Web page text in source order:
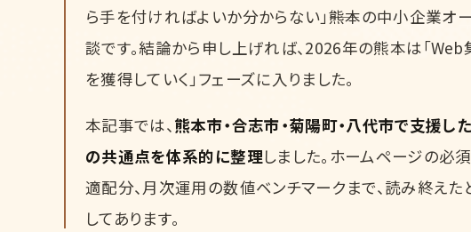
ら手を付ければよいか分からない」――熊本の中小企業
談です。結論から申し上げれば、2026年の熊本は「
を獲得していく」フェーズに入りました。
本記事では、熊本市・合志市・菊陽町・八代市で支援
の共通点を体系的に整理しました。ホームページの必
適配分、月次運用の数値ベンチマークまで、読み終え
してあります。